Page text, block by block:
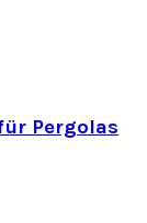
Pergolas